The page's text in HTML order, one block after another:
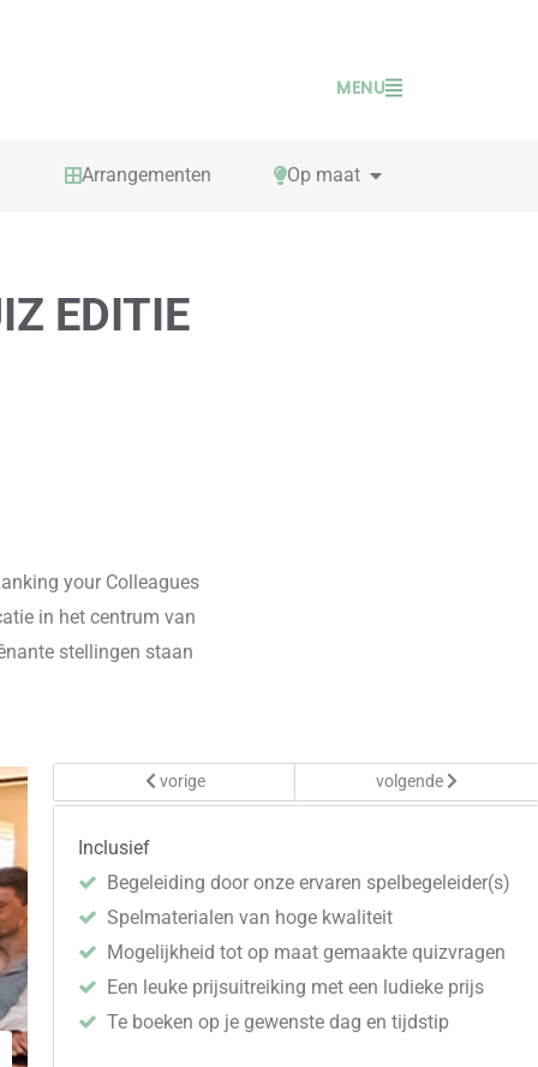
MENU
TAFELSPELLEN
Arrangementen Op maat OPEN OP MAAT
EDITIE
your Colleagues
in het centrum van
stellingen staan
vorige volgende
Inclusief
Begeleiding door onze ervaren spelbegeleider(s)
Spelmaterialen van hoge kwaliteit
Mogelijkheid tot op maat gemaakte quizvragen
Een leuke prijsuitreiking met een ludieke prijs
Te boeken op je gewenste dag en tijdstip